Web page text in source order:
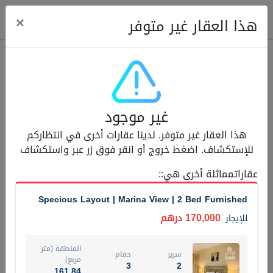
Modern Renovated Unit Near Marina Metro Station
شقة للإيجار 95,000 درهم
3
سرير
1
1
مربع)
المعروض
غير مفروش /ة
اسم الوسيط
NILOOFAR ABBAS VAKIL
رقم الوسيط
هذا العقار غير متوفر ×
غير موجود
هذا العقار غير متوفر. لدينا عقارات أخرى في انتظاركم
للإستكشاف. اضغط خروج أو انقر فوق زر عبر واستكشاف
عقاراتمماثلة أخرى هي::
Specious Layout | Marina View | 2 Bed Furnished
للإيجار 170,000 درهم
سرير
2
حمام
3
المنطقة (متر
مربع)